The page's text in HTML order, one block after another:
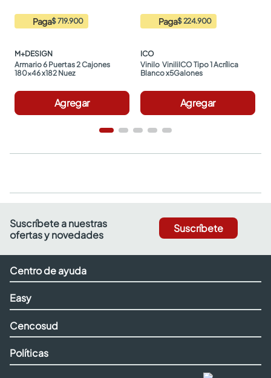
Paga$ 719.900
M+DESIGN
Armario 6 Puertas 2 Cajones
180x46 x182 Nuez
Agregar
Paga$ 224.900
ICO
Vinilo  ViniliICO Tipo 1 Acrílica
Blanco x5Galones
Agregar
Suscríbete a nuestras
ofertas y novedades
Suscríbete
Centro de ayuda
Easy
Cencosud
Políticas